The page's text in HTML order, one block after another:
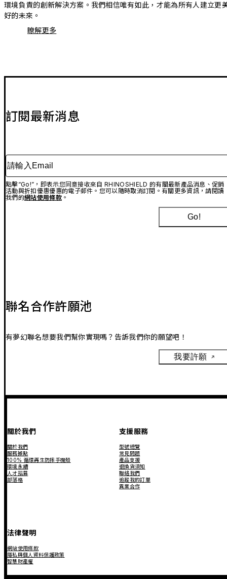
環境負責的創新解決方案。我們相信唯有如此，才能為所有人建立更
好的未來。
瞭解更多
訂閱最新消息
請輸入Email
點擊“Go!”，即表示您同意接收來自 RHINOSHIELD 的有關最新產品消息、促銷
活動與折扣優惠優惠的電子郵件。您可以隨時取消訂閱。有關更多資訊，請閱讀
我們的網站使用條款。
Go!
聯名合作許願池
有夢幻聯名想要我們幫你實現嗎？告訴我們你的願望吧！
我要許願
關於我們
關於我們
服務據點
100% 循環再生防摔手機殼
環境永續
人才招募
部落格
支援服務
型號總覽
常見問題
產品支援
退換貨須知
聯絡我們
追蹤我的訂單
異業合作
法律聲明
網站使用條款
隱私與個人資料保護政策
智慧財產權